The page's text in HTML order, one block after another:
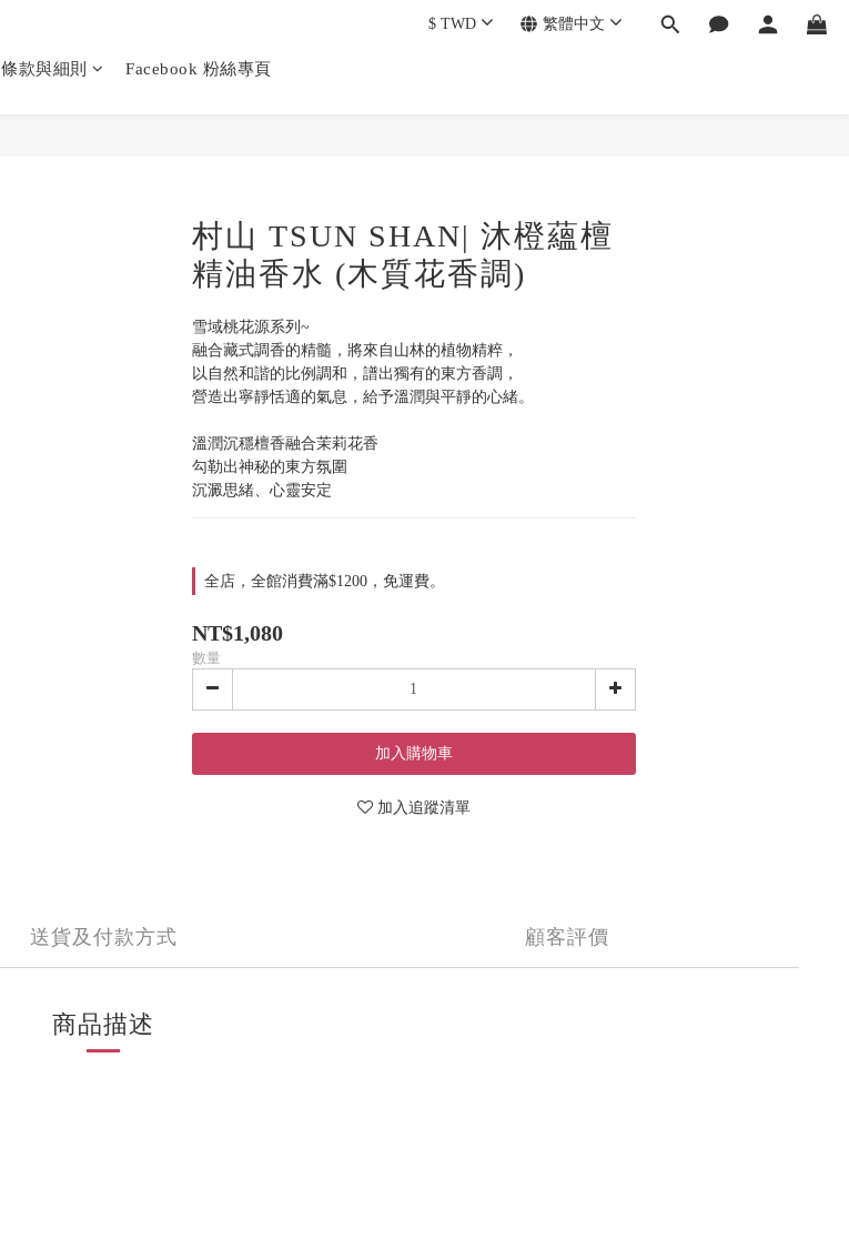
條款與細則 Facebook 粉絲專頁
$ TWD 繁體中文
村山 TSUN SHAN| 沐橙蘊檀
精油香水 (木質花香調)
雪域桃花源系列~
融合藏式調香的精髓，將來自山林的植物精粹，
以自然和諧的比例調和，譜出獨有的東方香調，
營造出寧靜恬適的氣息，給予溫潤與平靜的心緒。
溫潤沉穩檀香融合茉莉花香
勾勒出神秘的東方氛圍
沉澱思緒、心靈安定
全店，全館消費滿$1200，免運費。
NT$1,080
數量
加入購物車
加入追蹤清單
送貨及付款方式 顧客評價
商品描述